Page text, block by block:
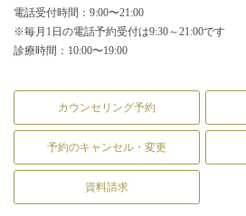
電話受付時間：9:00〜21:00
※毎月1日の電話予約受付は9:30～21:00です
診療時間：10:00〜19:00
カウンセリング予約
予約のキャンセル・変更
資料請求